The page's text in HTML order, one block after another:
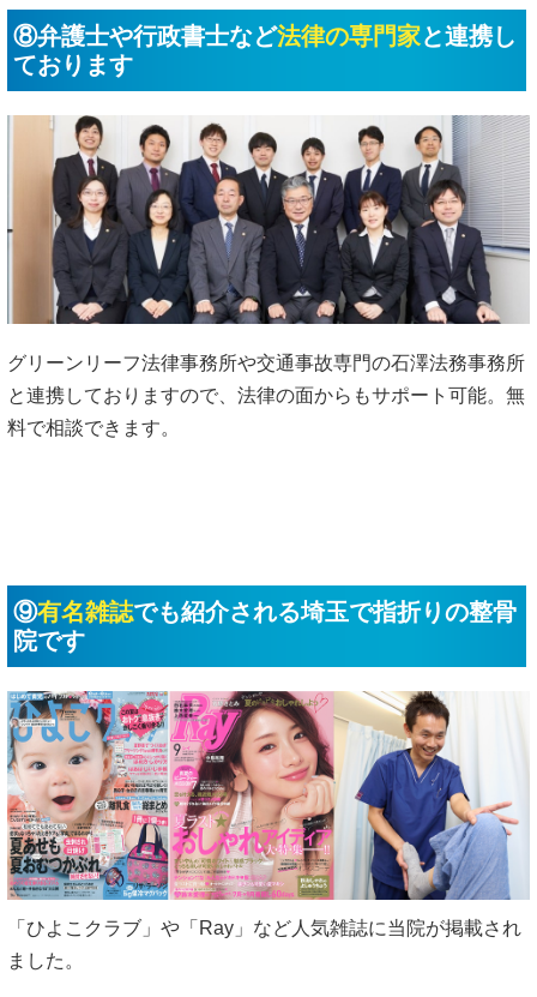
⑧弁護士や行政書士など法律の専門家と連携し
ております
グリーンリーフ法律事務所や交通事故専門の石澤法務事務所
と連携しておりますので、法律の面からもサポート可能。無
料で相談できます。
⑨有名雑誌でも紹介される埼玉で指折りの整骨
院です
「ひよこクラブ」や「Ray」など人気雑誌に当院が掲載され
ました。